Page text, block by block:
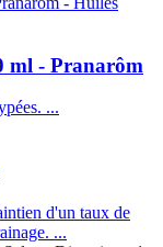
ml - Pranarôm
...
d'un taux de
...